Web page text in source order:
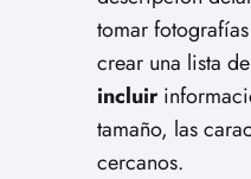
tomar
crear una lista
incluir
tamaño, las
cercanos.